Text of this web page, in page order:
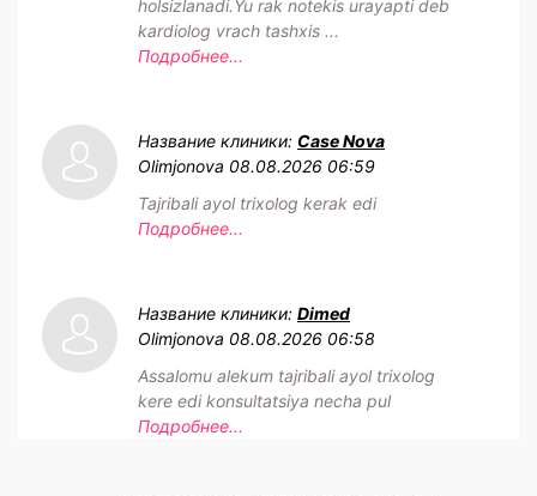
holsizlanadi.Yu rak notekis urayapti deb
kardiolog vrach tashxis ...
Подробнее...
Название клиники: Case Nova
Olimjonova 08.08.2026 06:59
Tajribali ayol trixolog kerak edi
Подробнее...
Название клиники: Dimed
Olimjonova 08.08.2026 06:58
Assalomu alekum tajribali ayol trixolog
kere edi konsultatsiya necha pul
Подробнее...